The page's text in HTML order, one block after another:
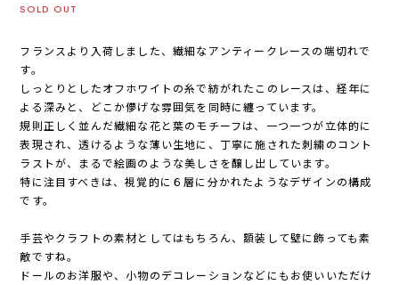
SOLD OUT
フランスより入荷しました、繊細なアンティークレースの端切れで
す。
しっとりとしたオフホワイトの糸で紡がれたこのレースは、経年に
よる深みと、どこか儚げな雰囲気を同時に纏っています。
規則正しく並んだ繊細な花と葉のモチーフは、一つ一つが立体的に
表現され、透けるような薄い生地に、丁寧に施された刺繍のコント
ラストが、まるで絵画のような美しさを醸し出しています。
特に注目すべきは、視覚的に６層に分かれたようなデザインの構成
です。
手芸やクラフトの素材としてはもちろん、額装して壁に飾っても素
敵ですね。
ドールのお洋服や、小物のデコレーションなどにもお使いいただけ